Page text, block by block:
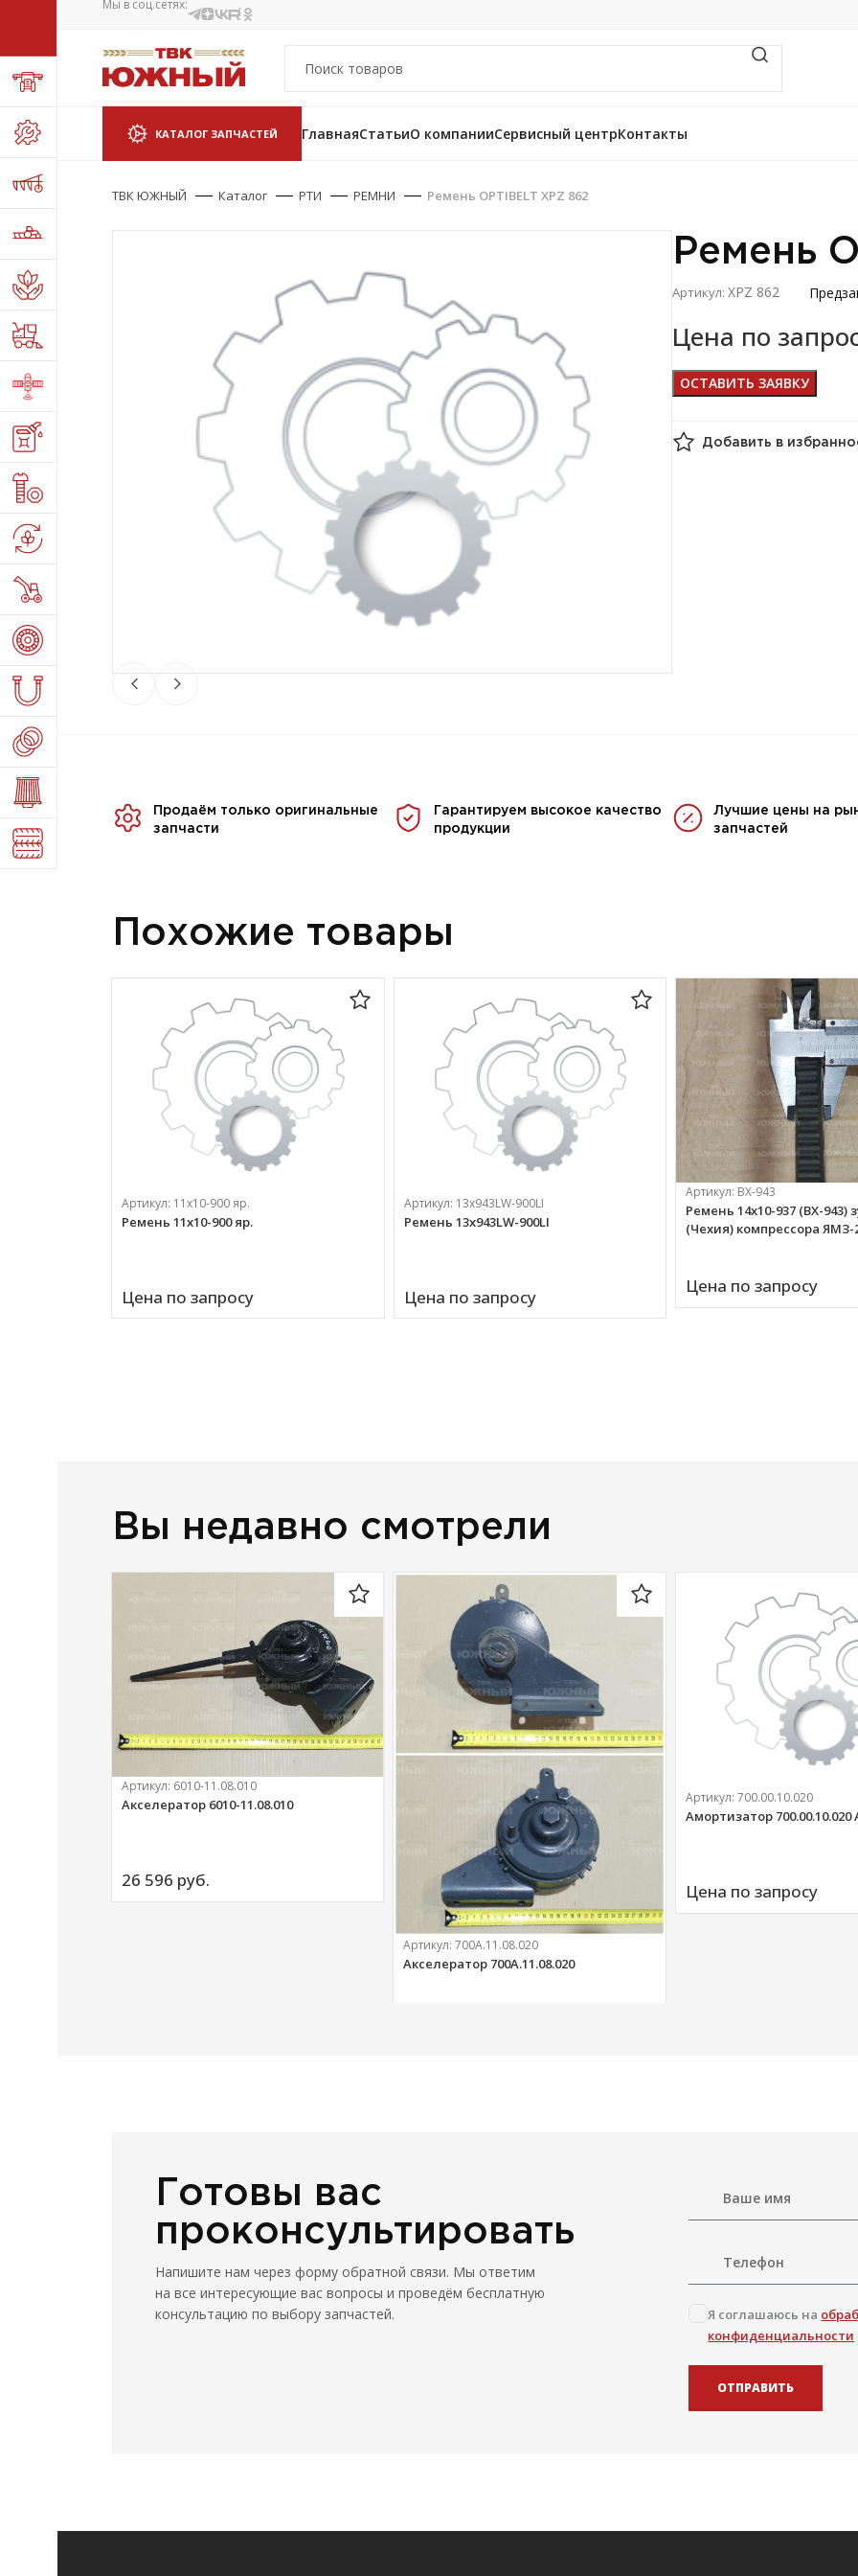
Мы в соц.сетях:
КАТАЛОГ ЗАПЧАСТЕЙ ГлавнаяСтатьиО компанииСервисный центрКонтакты
ТВК ЮЖНЫЙ Каталог РТИ РЕМНИ Ремень OPTIBELT ХРZ 862
Ремень
Артикул: ХРZ 862
Цена по
ОСТАВИТЬ ЗАЯВКУ
Добавить в
Продаём только оригинальные
запчасти
Гарантируем высокое качество
продукции
Лучшие цены на
запчастей
Похожие товары
Артикул: 11х10-900 яр.
Ремень 11х10-900 яр.
Цена по запросу
Артикул: 13х943LW-900LI
Ремень 13х943LW-900LI
Цена по запросу
Артикул: BX-943
Ремень 14х10-937 (BX-943)
(Чехия) компрессора ЯМЗ-
Цена по запросу
Вы недавно смотрели
Артикул: 6010-11.08.010
Акселератор 6010-11.08.010
26 596 руб.
Артикул:700А.11.08.020
Акселератор 700А.11.08.020
Артикул:700.00.10.020
Амортизатор
Цена по запросу
Готовы вас
проконсультировать
Напишите нам через форму обратной связи. Мы ответим
на все интересующие вас вопросы и проведём бесплатную
консультацию по выбору запчастей.
Я соглашаюсь на
конфиденциальности
ОТПРАВИТЬ